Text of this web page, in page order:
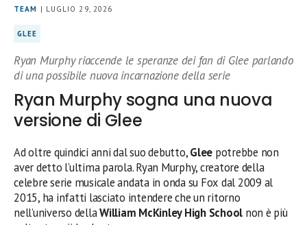
TEAM | LUGLIO 29, 2026
GLEE
Ryan Murphy riaccende le speranze dei fan di Glee parlando
di una possibile nuova incarnazione della serie
Ryan Murphy sogna una nuova
versione di Glee
Ad oltre quindici anni dal suo debutto,Glee potrebbe non
aver detto l’ultima parola. Ryan Murphy, creatore della
celebre serie musicale andata in onda su Fox dal 2009 al
2015, ha infatti lasciato intendere che un ritorno
nell’universo dellaWilliam McKinley High School non è più